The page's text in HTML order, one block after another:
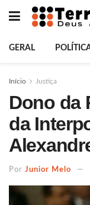
GERAL
Início Justiça
Dono da
da
Por Junior Melo